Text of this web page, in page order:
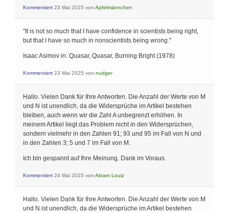
Kommentiert 23 Mai 2025 von Apfelmännchen
"It is not so much that I have confidence in scientists being right,
but that I have so much in nonscientists being wrong."
Isaac Asimov in: Quasar, Quasar, Burning Bright (1978)
Kommentiert 23 Mai 2025 von nudger
Hallo. Vielen Dank für Ihre Antworten. Die Anzahl der Werte von M
und N ist unendlich, da die Widersprüche im Artikel bestehen
bleiben, auch wenn wir die Zahl A unbegrenzt erhöhen. In
meinem Artikel liegt das Problem nicht in den Widersprüchen,
sondern vielmehr in den Zahlen 91; 93 und 95 im Fall von N und
in den Zahlen 3; 5 und 7 im Fall von M.
Ich bin gespannt auf Ihre Meinung. Dank im Voraus.
Kommentiert 24 Mai 2025 von Akram Louiz
Hallo. Vielen Dank für Ihre Antworten. Die Anzahl der Werte von M
und N ist unendlich, da die Widersprüche im Artikel bestehen